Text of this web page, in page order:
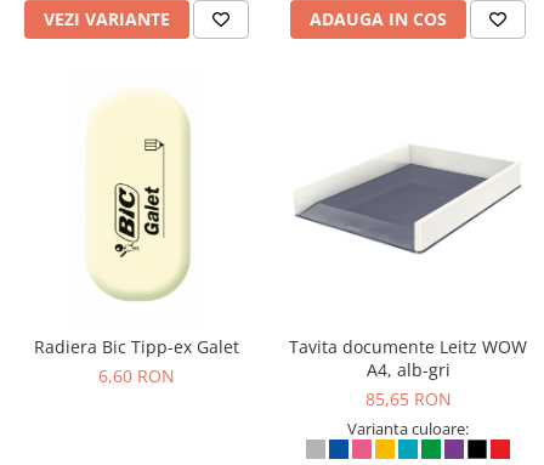
Genti, huse si rucsacuri de laptop
Portofele si portcarduri RFID
Sport si accesorii outdoor
Sticle, cani si termosuri to go
Sport, jocuri si accesorii
Gratare si picnic
Plaja si relaxare
Ochelari de soare
VEZI VARIANTE ADAUGA IN COS
Radiera Bic Tipp-ex Galet
6,60 RON
Tavita documente Leitz WOW
A4, alb-gri
85,65 RON
Varianta culoare: